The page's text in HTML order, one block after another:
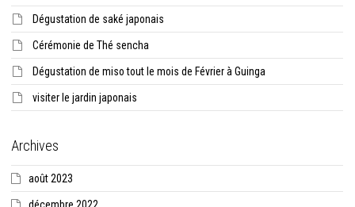
Dégustation de saké japonais
Cérémonie de Thé sencha
Dégustation de miso tout le mois de Février à Guinga
visiter le jardin japonais
Archives
août 2023